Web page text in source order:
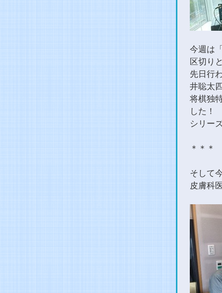
今週は
区切り
先日行
井聡太
将棋独
した！
シリー
＊＊＊
そして
皮膚科